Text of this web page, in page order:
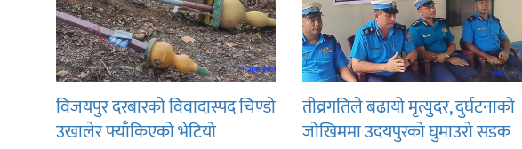
विजयपुर दरबारको विवादास्पद चिण्डो
उखालेर फ्याँकिएको भेटियो
तीव्रगतिले बढायो मृत्युदर, दुर्घटनाको
जोखिममा उदयपुरको घुमाउरो सडक